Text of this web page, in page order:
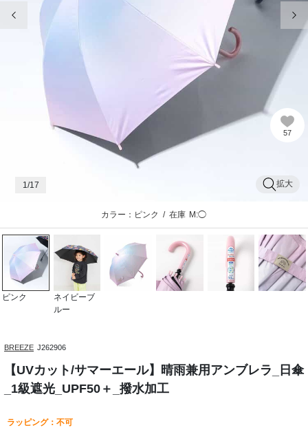
前の画像
57
拡大
1 /17
カラー：ピンク / 在庫 M:◯
ピンク
ネイビーブ
ルー
BREEZE J262906
【UVカット/サマーエール】晴雨兼用アンブレラ_日傘
_1級遮光_UPF50＋_撥水加工
ラッピング：不可